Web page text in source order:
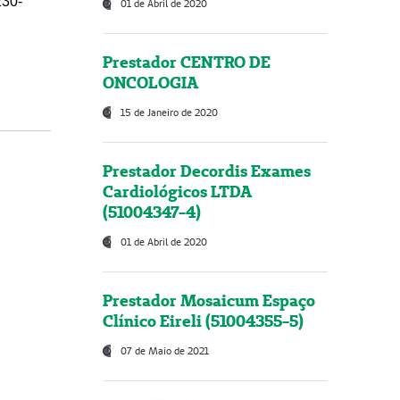
01 de Abril de 2020
Prestador CENTRO DE
ONCOLOGIA
15 de Janeiro de 2020
Prestador Decordis Exames
Cardiológicos LTDA
(51004347-4)
01 de Abril de 2020
Prestador Mosaicum Espaço
Clínico Eireli (51004355-5)
07 de Maio de 2021